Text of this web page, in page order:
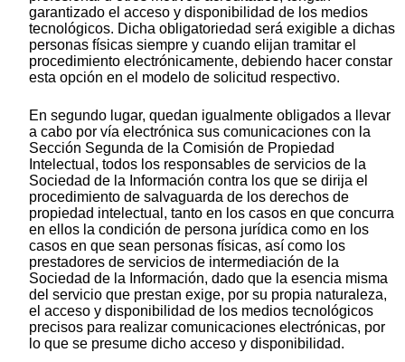
garantizado el acceso y disponibilidad de los medios
tecnológicos. Dicha obligatoriedad será exigible a dichas
personas físicas siempre y cuando elijan tramitar el
procedimiento electrónicamente, debiendo hacer constar
esta opción en el modelo de solicitud respectivo.
En segundo lugar, quedan igualmente obligados a llevar
a cabo por vía electrónica sus comunicaciones con la
Sección Segunda de la Comisión de Propiedad
Intelectual, todos los responsables de servicios de la
Sociedad de la Información contra los que se dirija el
procedimiento de salvaguarda de los derechos de
propiedad intelectual, tanto en los casos en que concurra
en ellos la condición de persona jurídica como en los
casos en que sean personas físicas, así como los
prestadores de servicios de intermediación de la
Sociedad de la Información, dado que la esencia misma
del servicio que prestan exige, por su propia naturaleza,
el acceso y disponibilidad de los medios tecnológicos
precisos para realizar comunicaciones electrónicas, por
lo que se presume dicho acceso y disponibilidad.